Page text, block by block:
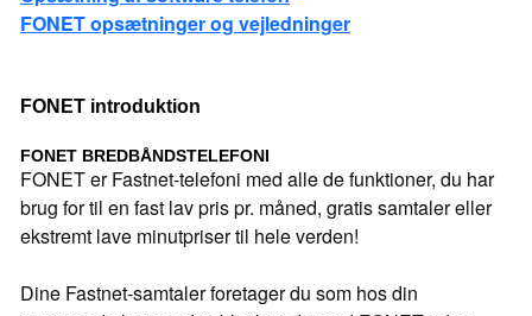
FONET opsætninger og vejledninger
FONET introduktion
FONET BREDBÅNDSTELEFONI
FONET er Fastnet-telefoni med alle de funktioner, du har
brug for til en fast lav pris pr. måned, gratis samtaler eller
ekstremt lave minutpriser til hele verden!
Dine Fastnet-samtaler foretager du som hos din